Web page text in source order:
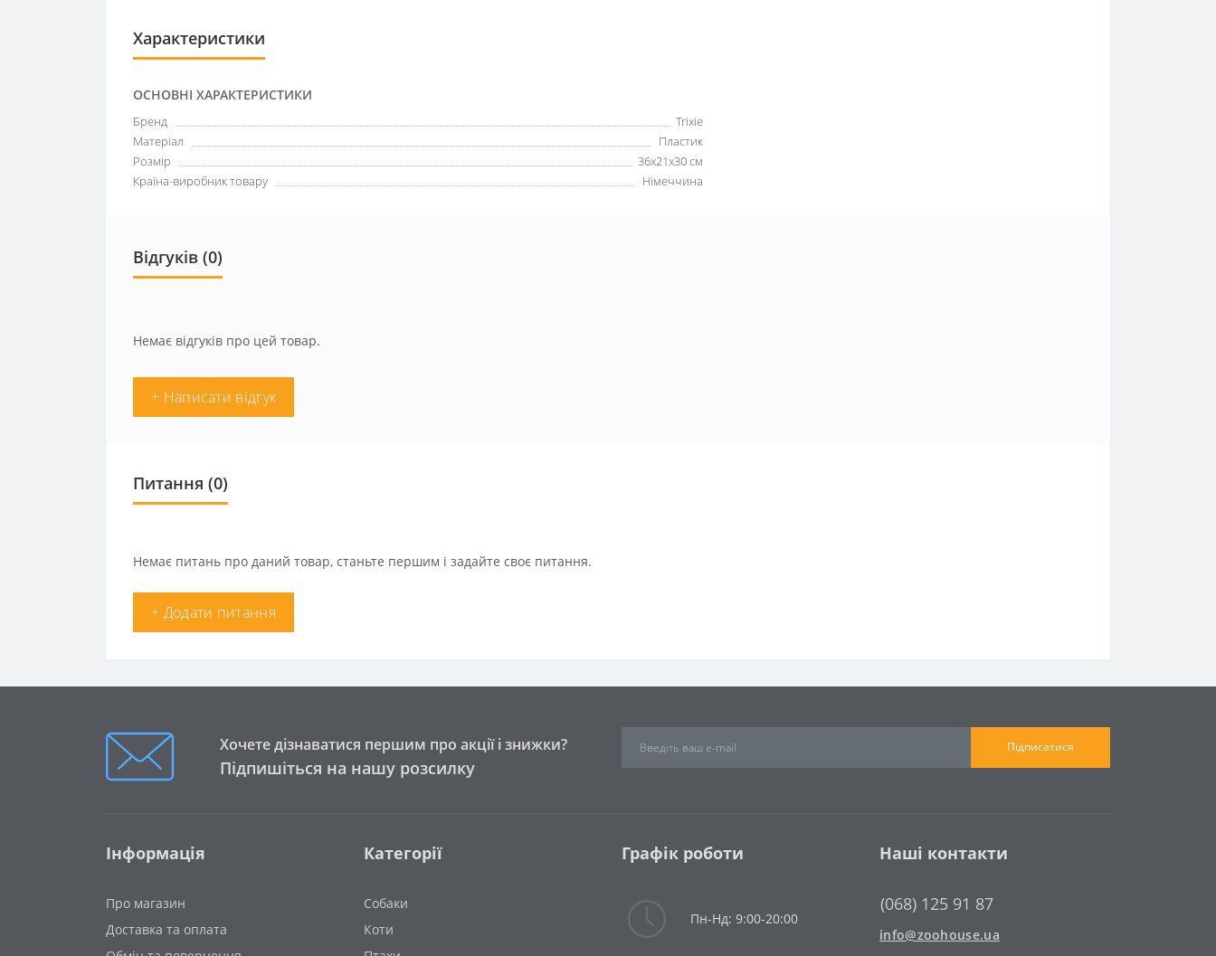
Характеристики
ОСНОВНІ ХАРАКТЕРИСТИКИ
Бренд
Trixie
Матеріал
Пластик
Розмір
36х21х30 см
Країна-виробник товару
Німеччина
Відгуків (0)
Немає відгуків про цей товар.
+ Написати відгук
Питання (0)
Немає питань про даний товар, станьте першим і задайте своє питання.
+ Додати питання
Хочете дізнаватися першим про акції і знижки?
Підпишіться на нашу розсилку
Підписатися
Інформація
Про магазин
Доставка та оплата
Категорії
Собаки
Коти
Графік роботи
Пн-Нд: 9:00-20:00
Наші контакти
(068) 125 91 87
info@zoohouse.ua